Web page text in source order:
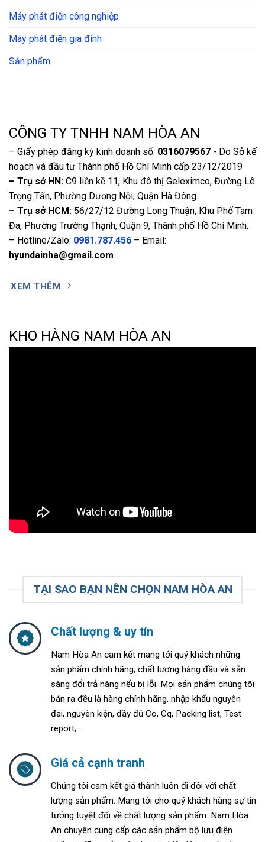
Máy phát điện công nghiệp
Máy phát điện gia đình
Sản phẩm
CÔNG TY TNHH NAM HÒA AN
– Giấy phép đăng ký kinh doanh số: 0316079567 - Do Sở kế
hoạch và đầu tư Thành phố Hồ Chí Minh cấp 23/12/2019
– Trụ sở HN: C9 liền kề 11, Khu đô thị Geleximco, Đường Lê
Trọng Tấn, Phường Dương Nội, Quận Hà Đông.
– Trụ sở HCM: 56/27/12 Đường Long Thuận, Khu Phố Tam
Đa, Phường Trường Thạnh, Quận 9, Thành phố Hồ Chí Minh.
– Hotline/Zalo: 0981.787.456 – Email:
hyundainha@gmail.com
XEM THÊM
KHO HÀNG NAM HÒA AN
TẠI SAO BẠN NÊN CHỌN NAM HÒA AN
Chất lượng & uy tín
Nam Hòa An cam kết mang tới quý khách những
sản phẩm chính hãng, chất lượng hàng đầu và sẵn
sàng đổi trả hàng nếu bị lỗi. Mọi sản phẩm chúng tôi
bán ra đều là hàng chính hãng, nhập khẩu nguyên
đai, nguyên kiện, đầy đủ Co, Cq, Packing list, Test
report,...
Giá cả cạnh tranh
Chúng tôi cam kết giá thành luôn đi đôi với chất
lượng sản phẩm. Mang tới cho quý khách hàng sự tin
tưởng tuyệt đối về chất lượng sản phẩm. Nam Hòa
An chuyên cung cấp các sản phẩm bộ lưu điện